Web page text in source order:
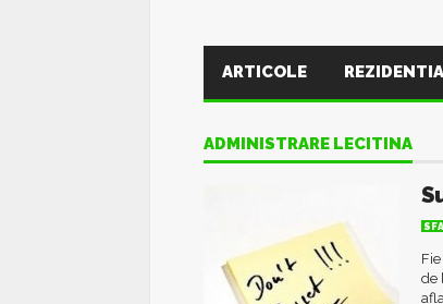
ARTICOLE
ADMINISTRARE LECITINA
de